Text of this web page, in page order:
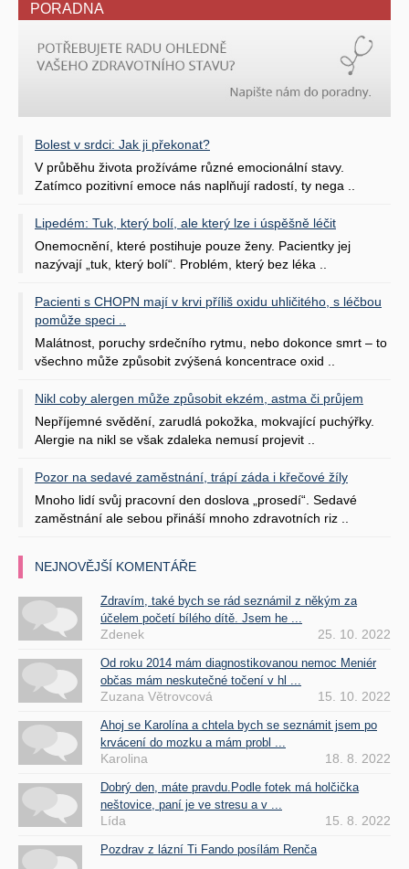
PORADNA
Bolest v srdci: Jak ji překonat?
V průběhu života prožíváme různé emocionální stavy.
Zatímco pozitivní emoce nás naplňují radostí, ty nega ..
Lipedém: Tuk, který bolí, ale který lze i úspěšně léčit
Onemocnění, které postihuje pouze ženy. Pacientky jej
nazývají „tuk, který bolí“. Problém, který bez léka ..
Pacienti s CHOPN mají v krvi příliš oxidu uhličitého, s léčbou
pomůže speci ..
Malátnost, poruchy srdečního rytmu, nebo dokonce smrt – to
všechno může způsobit zvýšená koncentrace oxid ..
Nikl coby alergen může způsobit ekzém, astma či průjem
Nepříjemné svědění, zarudlá pokožka, mokvající puchýřky.
Alergie na nikl se však zdaleka nemusí projevit ..
Pozor na sedavé zaměstnání, trápí záda i křečové žíly
Mnoho lidí svůj pracovní den doslova „prosedí“. Sedavé
zaměstnání ale sebou přináší mnoho zdravotních riz ..
NEJNOVĚJŠÍ KOMENTÁŘE
Zdravím, také bych se rád seznámil z někým za
účelem početí bílého dítě. Jsem he ...
Zdenek 25. 10. 2022
Od roku 2014 mám diagnostikovanou nemoc Meniér
občas mám neskutečné točení v hl ...
Zuzana Větrovcová 15. 10. 2022
Ahoj se Karolína a chtela bych se seznámit jsem po
krvácení do mozku a mám probl ...
Karolina 18. 8. 2022
Dobrý den, máte pravdu.Podle fotek má holčička
neštovice, paní je ve stresu a v ...
Lída 15. 8. 2022
Pozdrav z lázní Ti Fando posílám Renča